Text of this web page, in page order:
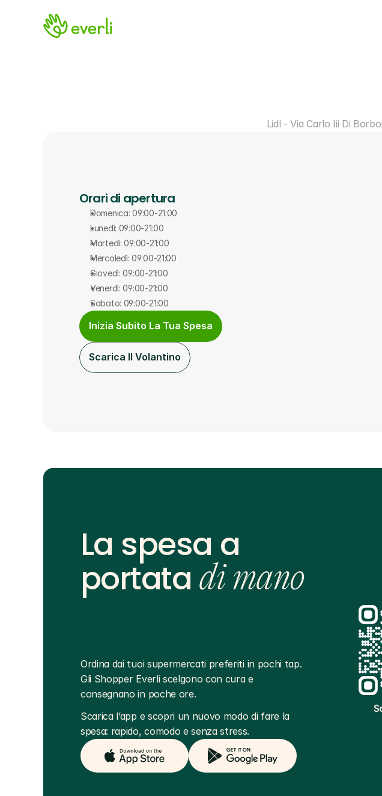
Lidl - Via Carlo Iii Di
Orari di apertura
Domenica: 09:00-21:00
Lunedì: 09:00-21:00
Martedì: 09:00-21:00
Mercoledì: 09:00-21:00
Giovedì: 09:00-21:00
Venerdì: 09:00-21:00
Sabato: 09:00-21:00
Inizia Subito La Tua Spesa
Scarica Il Volantino
La spesa a
portata di mano
Ordina dai tuoi supermercati preferiti in pochi tap.
Gli Shopper Everli scelgono con cura e
consegnano in poche ore.
Scarica l’app e scopri un nuovo modo di fare la
spesa: rapido, comodo e senza stress.